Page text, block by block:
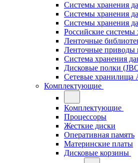
Системы хранения
Системы хранения
Системы хранения
Российские
Ленточные
Ленточные приводы
Система хранения
Дисковые полки
Сетевые хранилища
Комплектующие
Комплектующие
Процессоры
Жесткие диски
Оперативная память
Материнские платы
Дисковые корзины